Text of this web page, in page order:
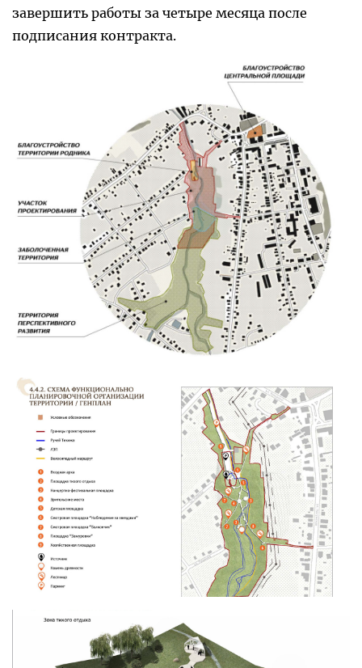
завершить работы за четыре месяца после
подписания контракта.